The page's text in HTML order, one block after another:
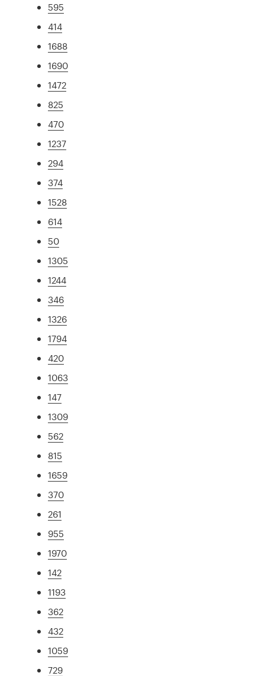
595
414
1688
1690
1472
825
470
1237
294
374
1528
614
50
1305
1244
346
1326
1794
420
1063
147
1309
562
815
1659
370
261
955
1970
142
1193
362
432
1059
729